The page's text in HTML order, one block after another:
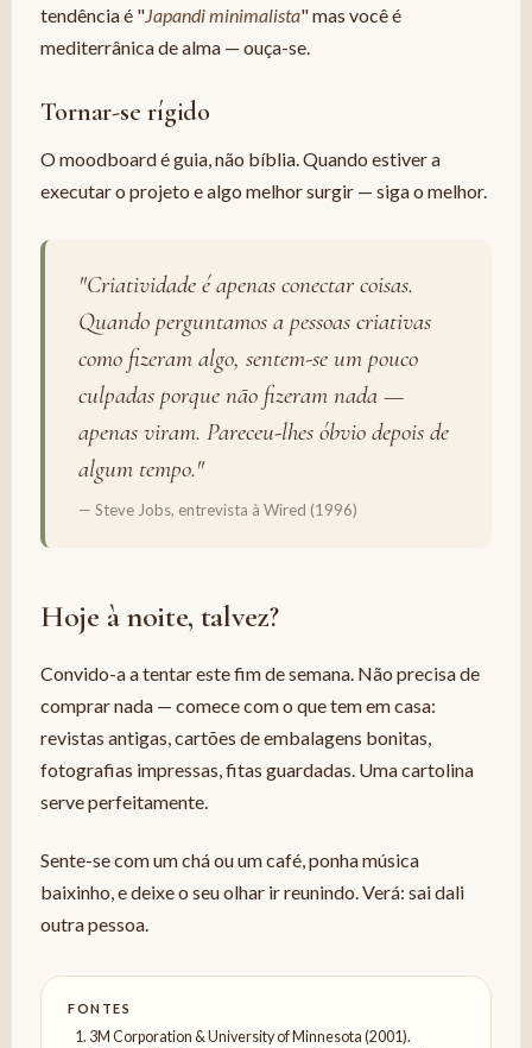
tendência é "Japandi minimalista" mas você é
mediterrânica de alma — ouça-se.
Tornar-se rígido
O moodboard é guia, não bíblia. Quando estiver a
executar o projeto e algo melhor surgir — siga o melhor.
"Criatividade é apenas conectar coisas.
Quando perguntamos a pessoas criativas
como fizeram algo, sentem-se um pouco
culpadas porque não fizeram nada —
apenas viram. Pareceu-lhes óbvio depois de
algum tempo."
— Steve Jobs, entrevista à Wired (1996)
Hoje à noite, talvez?
Convido-a a tentar este fim de semana. Não precisa de
comprar nada — comece com o que tem em casa:
revistas antigas, cartões de embalagens bonitas,
fotografias impressas, fitas guardadas. Uma cartolina
serve perfeitamente.
Sente-se com um chá ou um café, ponha música
baixinho, e deixe o seu olhar ir reunindo. Verá: sai dali
outra pessoa.
FONTES
3M Corporation & University of Minnesota (2001).